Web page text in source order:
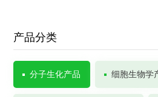
产品分类
分子生化产品 细胞生物学